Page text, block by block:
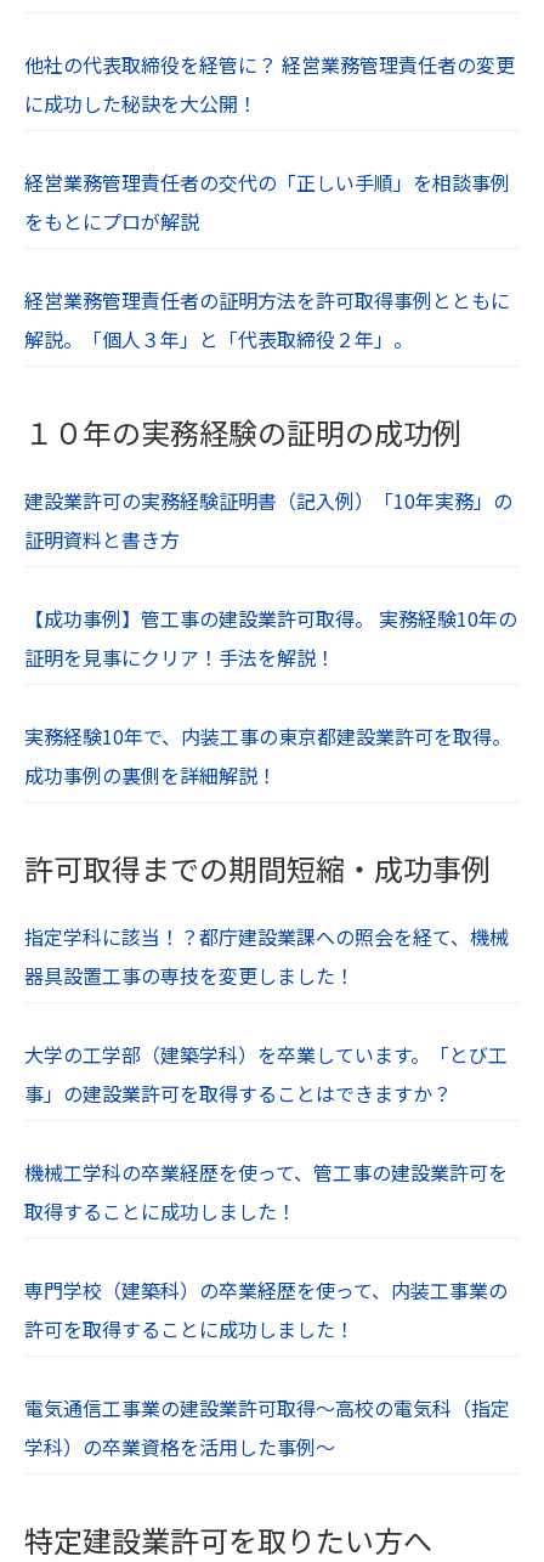
他社の代表取締役を経管に？ 経営業務管理責任者の変更
に成功した秘訣を大公開！
経営業務管理責任者の交代の「正しい手順」を相談事例
をもとにプロが解説
経営業務管理責任者の証明方法を許可取得事例とともに
解説。「個人３年」と「代表取締役２年」。
１０年の実務経験の証明の成功例
建設業許可の実務経験証明書（記入例）「10年実務」の
証明資料と書き方
【成功事例】管工事の建設業許可取得。 実務経験10年の
証明を見事にクリア！手法を解説！
実務経験10年で、内装工事の東京都建設業許可を取得。
成功事例の裏側を詳細解説！
許可取得までの期間短縮・成功事例
指定学科に該当！？都庁建設業課への照会を経て、機械
器具設置工事の専技を変更しました！
大学の工学部（建築学科）を卒業しています。「とび工
事」の建設業許可を取得することはできますか？
機械工学科の卒業経歴を使って、管工事の建設業許可を
取得することに成功しました！
専門学校（建築科）の卒業経歴を使って、内装工事業の
許可を取得することに成功しました！
電気通信工事業の建設業許可取得～高校の電気科（指定
学科）の卒業資格を活用した事例～
特定建設業許可を取りたい方へ